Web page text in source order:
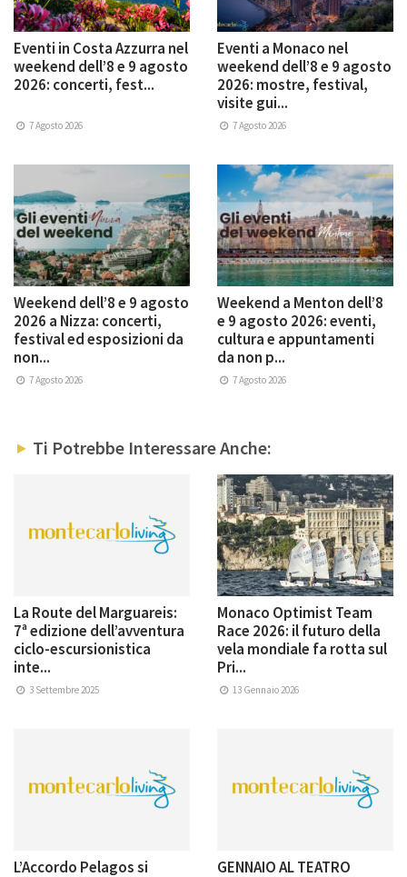
Eventi in Costa Azzurra nel
weekend dell’8 e 9 agosto
2026: concerti, fest...
7 Agosto 2026
Eventi a Monaco nel
weekend dell’8 e 9 agosto
2026: mostre, festival,
visite gui...
7 Agosto 2026
Weekend dell’8 e 9 agosto
2026 a Nizza: concerti,
festival ed esposizioni da
non...
7 Agosto 2026
Weekend a Menton dell’8
e 9 agosto 2026: eventi,
cultura e appuntamenti
da non p...
7 Agosto 2026
Ti Potrebbe Interessare Anche:
La Route del Marguareis:
7ª edizione dell’avventura
ciclo-escursionistica
inte...
3 Settembre 2025
Monaco Optimist Team
Race 2026: il futuro della
vela mondiale fa rotta sul
Pri...
13 Gennaio 2026
L’Accordo Pelagos si
GENNAIO AL TEATRO